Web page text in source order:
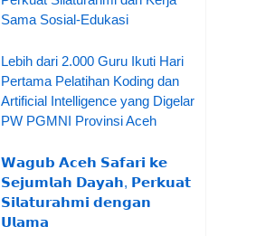
Sama Sosial-Edukasi
Lebih dari 2.000 Guru Ikuti Hari
Pertama Pelatihan Koding dan
Artificial Intelligence yang Digelar
PW PGMNI Provinsi Aceh
𝗪𝗮𝗴𝘂𝗯 𝗔𝗰𝗲𝗵 𝗦𝗮𝗳𝗮𝗿𝗶 𝗸𝗲
𝗦𝗲𝗷𝘂𝗺𝗹𝗮𝗵 𝗗𝗮𝘆𝗮𝗵, 𝗣𝗲𝗿𝗸𝘂𝗮𝘁
𝗦𝗶𝗹𝗮𝘁𝘂𝗿𝗮𝗵𝗺𝗶 𝗱𝗲𝗻𝗴𝗮𝗻
𝗨𝗹𝗮𝗺𝗮